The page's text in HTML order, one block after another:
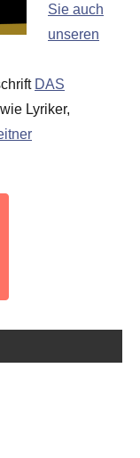
Sie auch
unseren
DAS
Lyriker,